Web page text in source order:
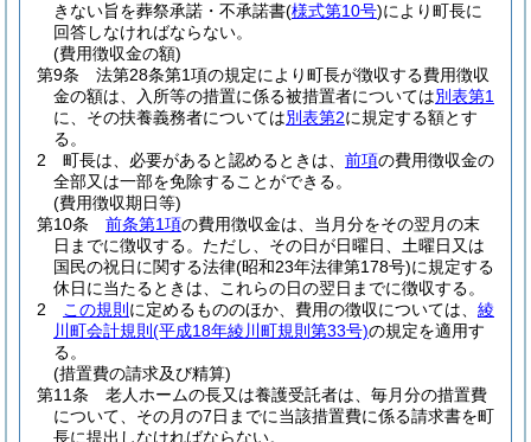
きない旨を葬祭承諾・不承諾書(様式第10号)により町長に
回答しなければならない。
(費用徴収金の額)
第9条
法第28条第1項の規定により町長が徴収する費用徴収
金の額は、入所等の措置に係る被措置者については別表第1
に、その扶養義務者については別表第2に規定する額とす
る。
2
町長は、必要があると認めるときは、 前項の費用徴収金の
全部又は一部を免除することができる。
(費用徴収期日等)
第10条
前条第1項の費用徴収金は、当月分をその翌月の末
日までに徴収する。 ただし、その日が日曜日、土曜日又は
国民の祝日に関する法律(昭和23年法律第178号)に規定する
休日に当たるときは、これらの日の翌日までに徴収する。
2
この規則 に定めるもののほか、費用の徴収については、 綾
川町会計規則 (平成18年綾川町規則第33号)の規定を適用す
る。
(措置費の請求及び精算)
第11条
老人ホームの長又は養護受託者は、毎月分の措置費
について、その月の7日までに当該措置費に係る請求書を町
長に提出しなければならない。